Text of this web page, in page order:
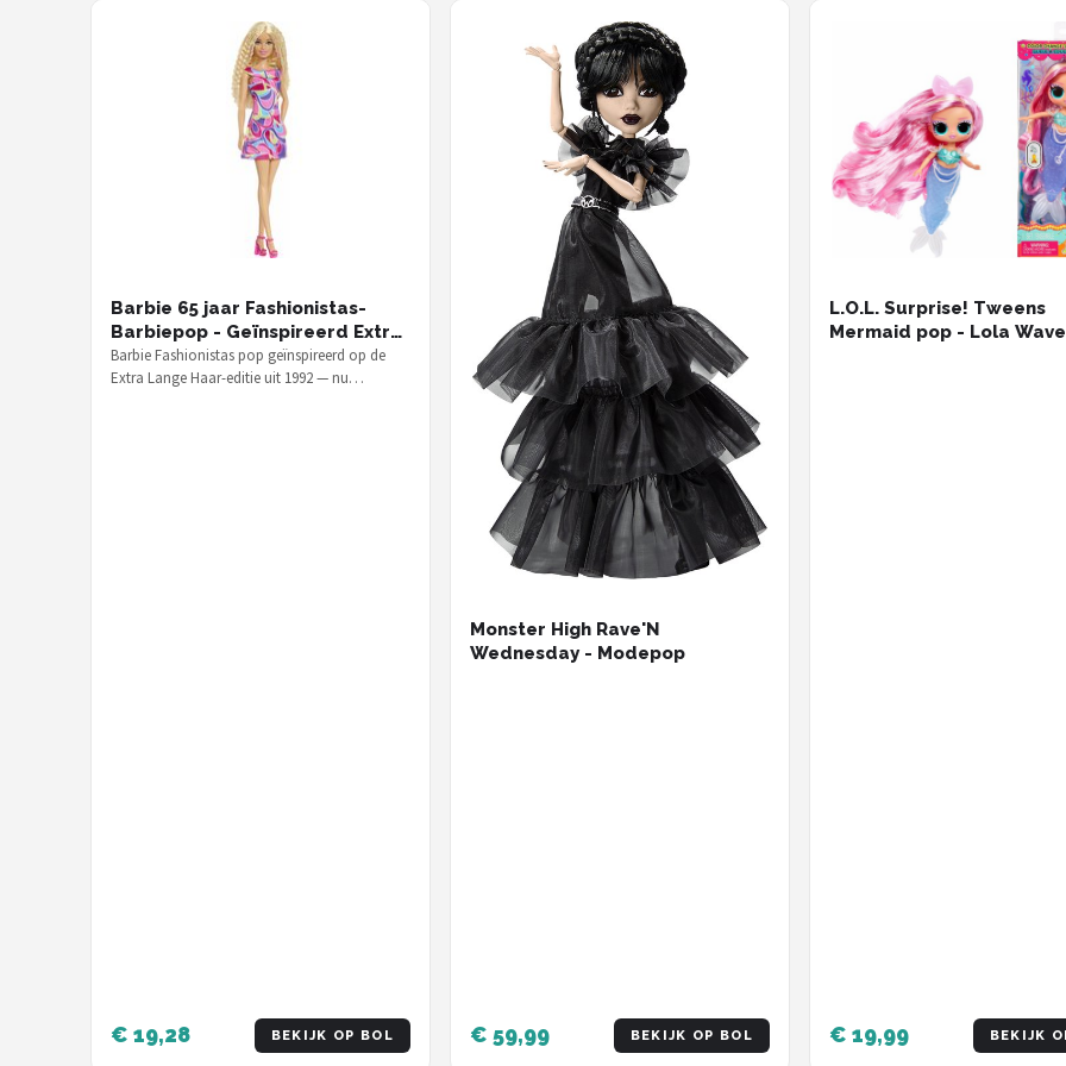
Barbie 65 jaar Fashionistas-
Barbiepop - Geïnspireerd Extra
Lange Haar 1992
Barbie Fashionistas pop geïnspireerd op de
Extra Lange Haar-editie uit 1992 — nu
€ 19,28 BEKIJK OP BOL
Monster High Rave'N
Wednesday - Modepop
€ 59,99 BEKIJK OP BOL
L.O.L. Surprise! Tweens
Mermaid pop - Lola
€ 19,99 BEKIJK